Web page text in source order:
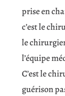
prise en
c’est le
le
l’équipe
C’est le
guérison